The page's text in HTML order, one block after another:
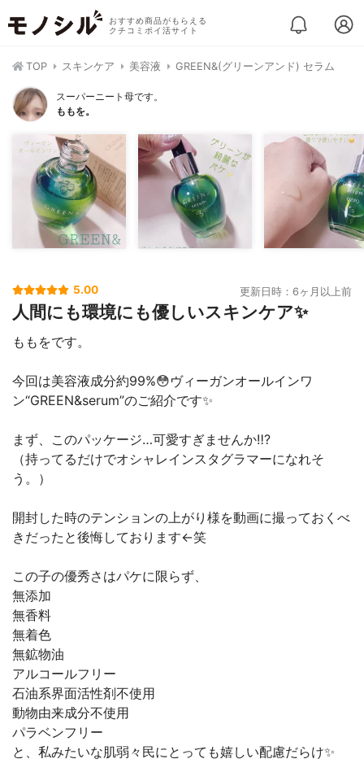
おすすめ商品がもらえる
クチコミポイ活サイト
TOP スキンケア 美容液 GREEN&(グリーンアンド) セラム
スーパーニート母です。
ももを。
5.00 更新日時：6ヶ月以上前
人間にも環境にも優しいスキンケア✨
ももをです。
今回は美容液成分約99%😳ヴィーガンオールインワ
ン“GREEN&serum”のご紹介です✨
まず、このパッケージ…可愛すぎませんか‼︎?
（持ってるだけでオシャレインスタグラマーになれそ
う。）
開封した時のテンションの上がり様を動画に撮っておくべ
きだったと後悔しております←笑
この子の優秀さはパケに限らず、
無添加
無香料
無着色
無鉱物油
アルコールフリー
石油系界面活性剤不使用
動物由来成分不使用
パラベンフリー
と、私みたいな肌弱々民にとっても嬉しい配慮だらけ✨